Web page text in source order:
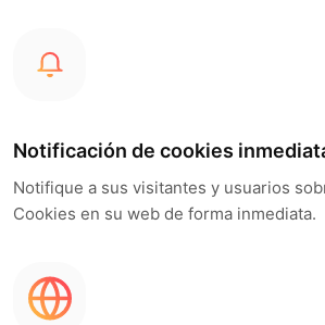
Notificación de cookies
Notifique a sus visitantes y usuarios
Cookies en su web de forma inmediata.